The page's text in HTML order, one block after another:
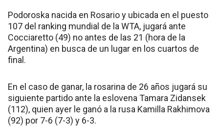
Podoroska nacida en Rosario y ubicada en el puesto
107 del ranking mundial de la WTA, jugará ante
Cocciaretto (49) no antes de las 21 (hora de la
Argentina) en busca de un lugar en los cuartos de
final.
En el caso de ganar, la rosarina de 26 años jugará su
siguiente partido ante la eslovena Tamara Zidansek
(112), quien ayer le ganó a la rusa Kamilla Rakhimova
(92) por 7-6 (7-3) y 6-3.